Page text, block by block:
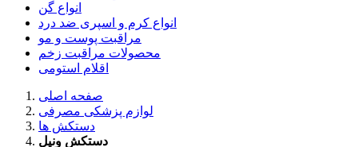
انواع گن
انواع کرم و اسپری ضد درد
مراقبت پوست و مو
محصولات مراقبت زخم
اقلام استومی
صفحه اصلی
لوازم پزشکی مصرفی
دستکش ها
دستکش ونیل